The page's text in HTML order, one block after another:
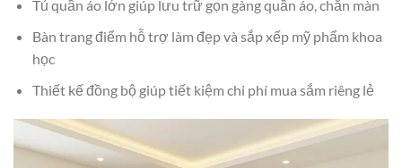
Tủ quần áo lớn giúp lưu trữ gọn gàng quần áo, chăn màn
Bàn trang điểm hỗ trợ làm đẹp và sắp xếp mỹ phẩm khoa
học
Thiết kế đồng bộ giúp tiết kiệm chi phí mua sắm riêng lẻ